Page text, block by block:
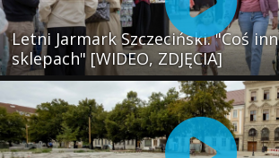
Letni Jarmark Szczeciński. "Coś
sklepach" [WIDEO, ZDJĘCIA]